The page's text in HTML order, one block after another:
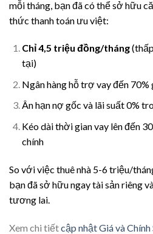
mỗi tháng, bạn đã có thể sở hữu
thức thanh toán ưu việt:
Chỉ 4,5 triệu đồng/tháng
tại)
Ngân hàng hỗ trợ vay đến 70%
Ân hạn nợ gốc và lãi suất 0%
Kéo dài thời gian vay lên đến
chính
So với việc thuê nhà 5-6 triệu/
bạn đã sở hữu ngay tài sản riêng
tương lai.
Xem chi tiếtcập nhật Giá và